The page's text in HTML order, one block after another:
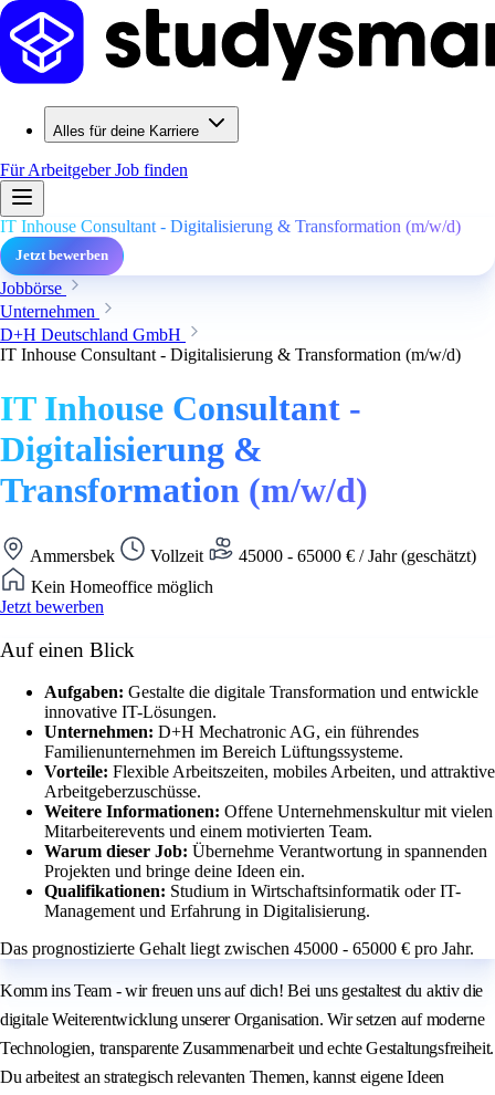
Alles für deine Karriere
Für ArbeitgeberJob finden
IT Inhouse Consultant - Digitalisierung & Transformation (m/w/d)
Jetzt bewerben
Jobbörse
Unternehmen
D+H Deutschland GmbH
IT Inhouse Consultant - Digitalisierung & Transformation (m/w/d)
IT Inhouse Consultant -
Digitalisierung &
Transformation (m/w/d)
Ammersbek Vollzeit
45000 - 65000 € / Jahr (geschätzt)
Kein Homeoffice möglich
Jetzt bewerben
Auf einen Blick
Aufgaben: Gestalte die digitale Transformation und entwickle
innovative IT-Lösungen.
Unternehmen: D+H Mechatronic AG, ein führendes
Familienunternehmen im Bereich Lüftungssysteme.
Vorteile: Flexible Arbeitszeiten, mobiles Arbeiten, und attraktive
Arbeitgeberzuschüsse.
Weitere Informationen: Offene Unternehmenskultur mit vielen
Mitarbeiterevents und einem motivierten Team.
Warum dieser Job: Übernehme Verantwortung in spannenden
Projekten und bringe deine Ideen ein.
Qualifikationen: Studium in Wirtschaftsinformatik oder IT-
Management und Erfahrung in Digitalisierung.
Das prognostizierte Gehalt liegt zwischen 45000 - 65000 € pro Jahr.
Komm ins Team - wir freuen uns auf dich! Bei uns gestaltest du aktiv die
digitale Weiterentwicklung unserer Organisation. Wir setzen auf moderne
Technologien, transparente Zusammenarbeit und echte Gestaltungsfreiheit.
Du arbeitest an strategisch relevanten Themen, kannst eigene Ideen